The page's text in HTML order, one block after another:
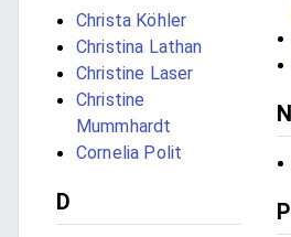
Christa Köhler
Christina Lathan
Christine Laser
Christine
Mummhardt
Cornelia Polit
D
N
P